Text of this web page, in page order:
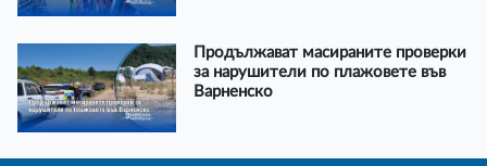
Продължават масираните проверки
за нарушители по плажовете във
Варненско